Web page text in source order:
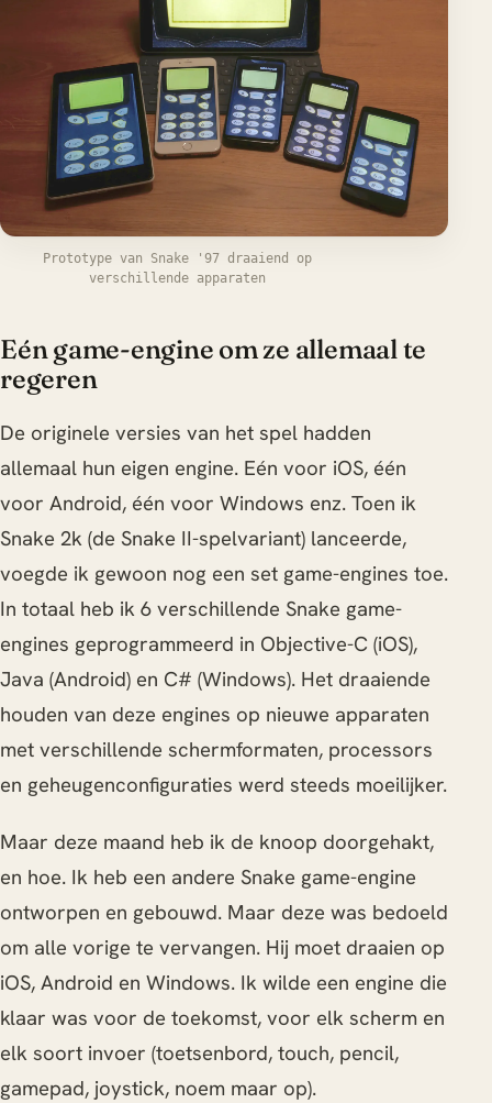
Prototype van Snake '97 draaiend op
verschillende apparaten
Eén game-engine om ze allemaal te
regeren
De originele versies van het spel hadden
allemaal hun eigen engine. Eén voor iOS, één
voor Android, één voor Windows enz. Toen ik
Snake 2k (de Snake II-spelvariant) lanceerde,
voegde ik gewoon nog een set game-engines toe.
In totaal heb ik 6 verschillende Snake game-
engines geprogrammeerd in Objective-C (iOS),
Java (Android) en C# (Windows). Het draaiende
houden van deze engines op nieuwe apparaten
met verschillende schermformaten, processors
en geheugenconfiguraties werd steeds moeilijker.
Maar deze maand heb ik de knoop doorgehakt,
en hoe. Ik heb een andere Snake game-engine
ontworpen en gebouwd. Maar deze was bedoeld
om alle vorige te vervangen. Hij moet draaien op
iOS, Android en Windows. Ik wilde een engine die
klaar was voor de toekomst, voor elk scherm en
elk soort invoer (toetsenbord, touch, pencil,
gamepad, joystick, noem maar op).